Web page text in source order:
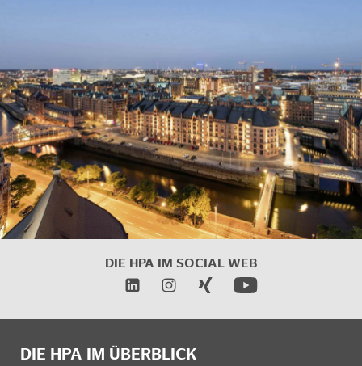
DIE HPA IM SOCIAL WEB
DIE HPA IM ÜBERBLICK